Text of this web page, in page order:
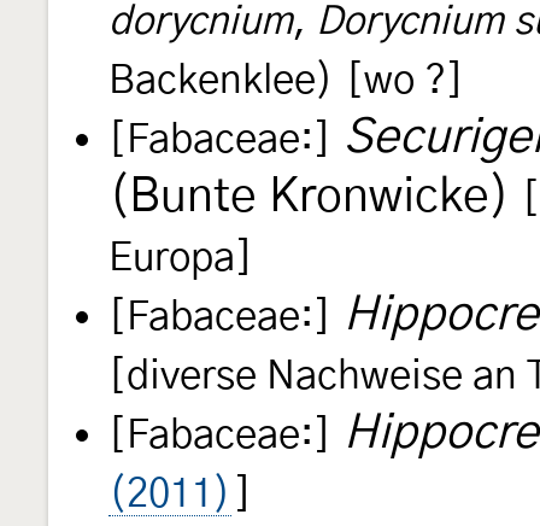
dorycnium, Dorycnium
Backenklee)
[wo ?]
[Fabaceae:]
(Bunte Kronwicke)
Europa]
[Fabaceae:]
[diverse Nachweise
[Fabaceae:]
(2011)